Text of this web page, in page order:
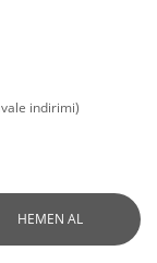
indirimi)
HEMEN AL